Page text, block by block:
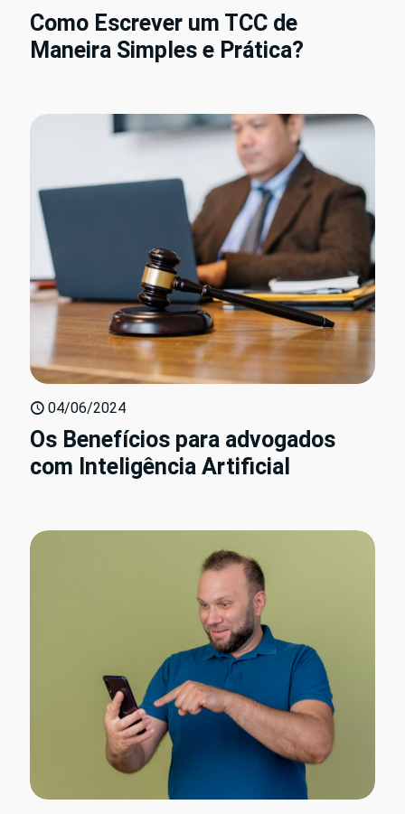
Como Escrever um TCC de
Maneira Simples e Prática?
04/06/2024
Os Benefícios para advogados
com Inteligência Artificial